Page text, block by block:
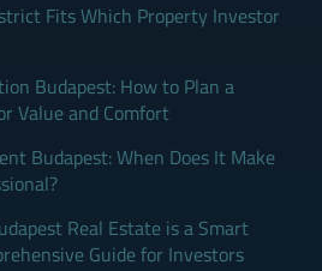
Fits Which Property Investor
Budapest: How to Plan a
Value and Comfort
Budapest: When Does It Make
Real Estate is a Smart
Guide for Investors